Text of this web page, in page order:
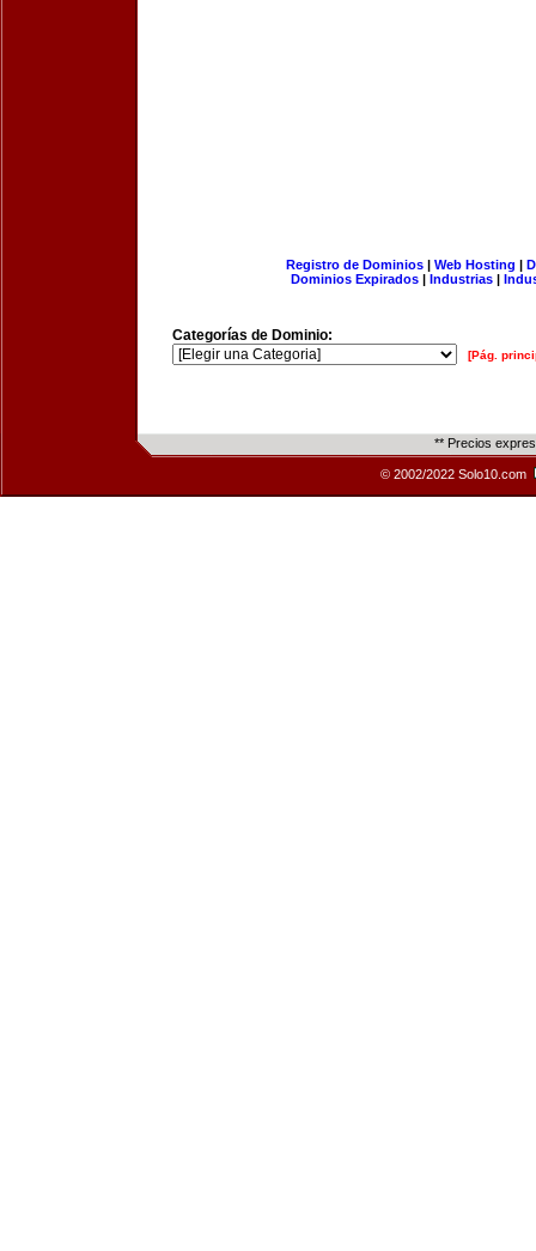
Registro de Dominios| Web Hosting |
Dominios Expirados | Industrias |
Categorías de Dominio:
[Pág.
** Precios
© 2002/2022 Solo10.com